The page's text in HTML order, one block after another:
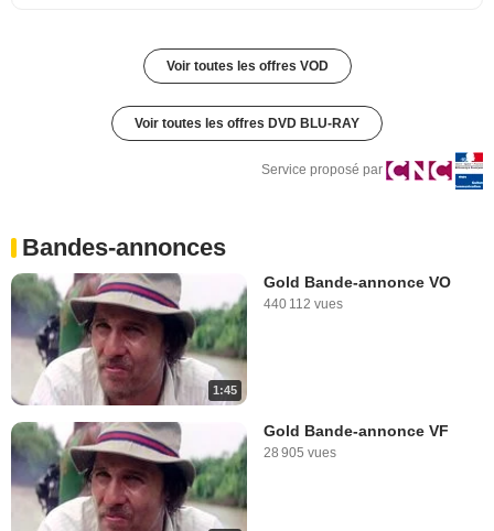
Voir toutes les offres VOD
Voir toutes les offres DVD BLU-RAY
Service proposé par
Bandes-annonces
1:45
Gold Bande-annonce VO
440 112 vues
Gold Bande-annonce VF
28 905 vues